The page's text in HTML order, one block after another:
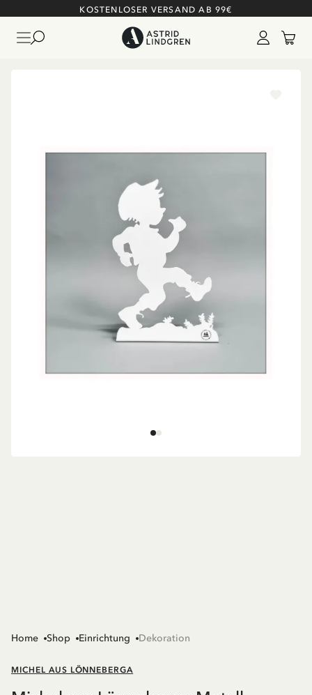
KOSTENLOSER VERSAND AB 99€
Home Shop Einrichtung Dekoration
MICHEL AUS LÖNNEBERGA